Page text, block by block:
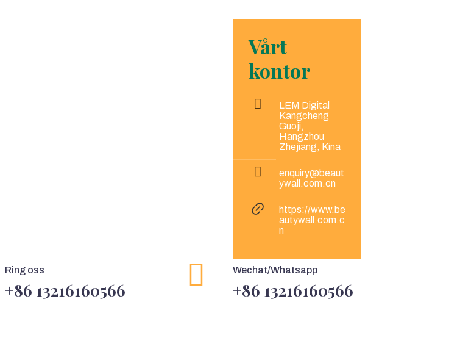
Vårt
kontor
LEM Digital
Kangcheng
Guoji,
Hangzhou
Zhejiang, Kina
enquiry@beaut
ywall.com.cn
https://www.be
autywall.com.c
n
Ring oss
+86 13216160566
Wechat/Whatsapp
+86 13216160566